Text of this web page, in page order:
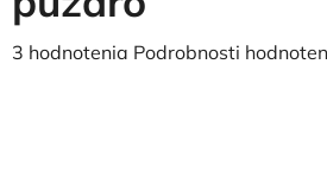
Priemerné
3 hodnotenia Podrobnosti